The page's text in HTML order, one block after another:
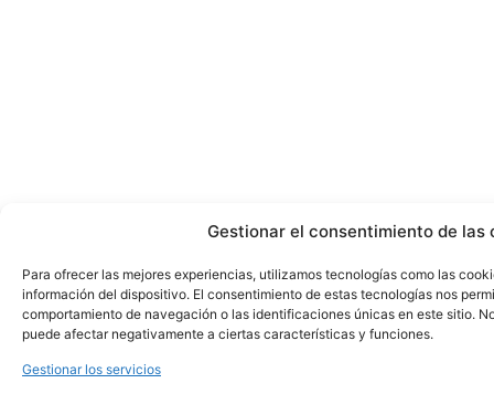
Gestionar el consentimiento de las
Para ofrecer las mejores experiencias, utilizamos tecnologías como las
información del dispositivo. El consentimiento de estas tecnologías nos
comportamiento de navegación o las identificaciones únicas en este sitio.
puede afectar negativamente a ciertas características y funciones.
Gestionar los servicios